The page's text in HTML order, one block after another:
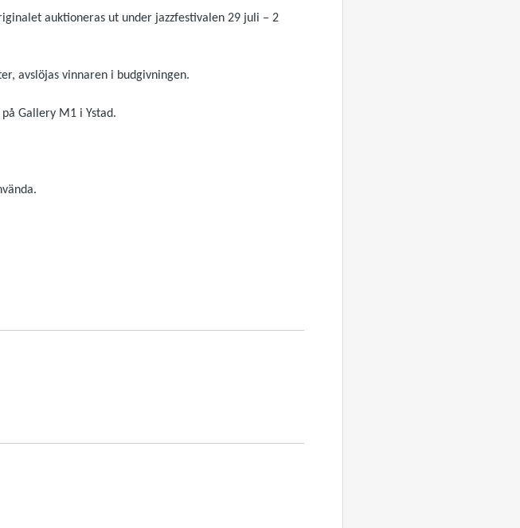
auktioneras ut under jazzfestivalen 29 juli – 2
avslöjas vinnaren i budgivningen.
Gallery M1 i Ystad.